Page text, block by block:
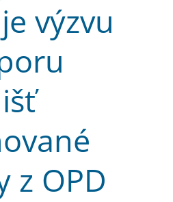
výzvu
z OPD